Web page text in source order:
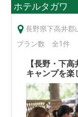
ホテルタガワ
長野県下高井郡山ノ
プラン数 全1件
【長野・下
キャンプを楽